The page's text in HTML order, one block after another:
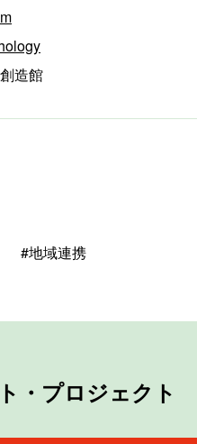
造館
#地域連携
・プロジェクト